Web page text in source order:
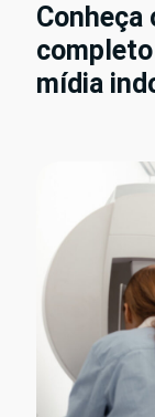
Conheça
mídia